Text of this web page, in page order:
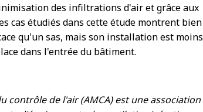
des infiltrations d'air et grâce aux
cas étudiés dans cette étude montrent bien
qu'un sas, mais son installation est moins
dans l'entrée du bâtiment.
contrôle de l'air (AMCA) est une association